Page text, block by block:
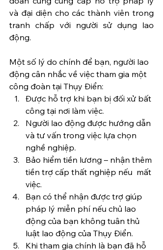
và đại diện cho các thành viên trong
tranh chấp với người sử dụng lao
động.
Một số lý do chính để bạn, người lao
động cân nhắc về việc tham gia một
công đoàn tại Thụy Điển:
Được hỗ trợ khi bạn bị đối xử bất
công tại nơi làm việc.
Người lao động được hướng dẫn
và tư vấn trong việc lựa chọn
nghề nghiệp.
Bảo hiểm tiền lương – nhận thêm
tiền trợ cấp thất nghiệp nếu  mất
việc.
Bạn có thể nhận được trợ giúp
pháp lý miễn phí nếu chủ lao
động của bạn không tuân thủ
luật lao động của Thụy Điển.
Khi tham gia chính là bạn đã hỗ